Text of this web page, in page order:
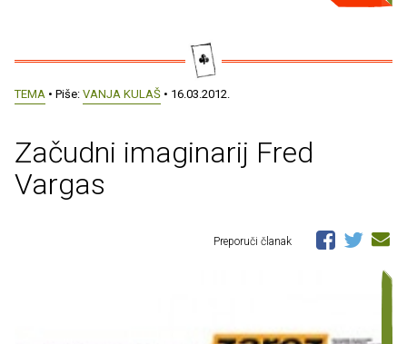
TEMA • Piše: VANJA KULAŠ • 16.03.2012.
Začudni imaginarij Fred
Vargas
Preporuči članak